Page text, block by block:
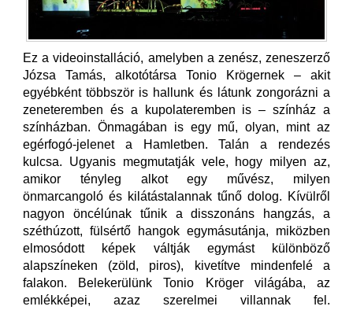
Ez a videoinstalláció, amelyben a zenész, zeneszerző
Józsa Tamás, alkotótársa Tonio Krögernek – akit
egyébként többször is hallunk és látunk zongorázni a
zeneteremben és a kupolateremben is – színház a
színházban. Önmagában is egy mű, olyan, mint az
egérfogó-jelenet a Hamletben. Talán a rendezés
kulcsa. Ugyanis megmutatják vele, hogy milyen az,
amikor tényleg alkot egy művész, milyen
önmarcangoló és kilátástalannak tűnő dolog. Kívülről
nagyon öncélúnak tűnik a disszonáns hangzás, a
széthúzott, fülsértő hangok egymásutánja, miközben
elmosódott képek váltják egymást különböző
alapszíneken (zöld, piros), kivetítve mindenfelé a
falakon. Belekerülünk Tonio Kröger világába, az
emlékképei, azaz szerelmei villannak fel.